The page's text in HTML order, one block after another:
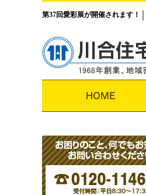
第37回愛彩展が開催されます！